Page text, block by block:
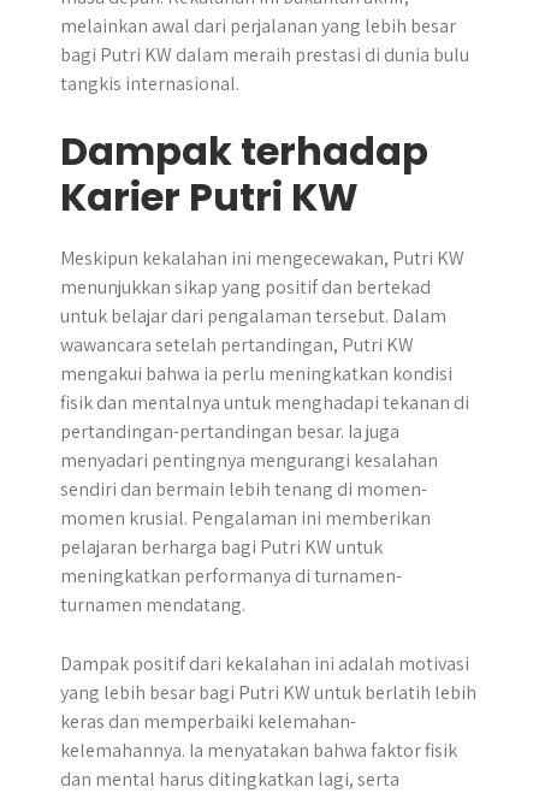
melainkan awal dari perjalanan yang lebih besar
bagi Putri KW dalam meraih prestasi di dunia bulu
tangkis internasional.
Dampak terhadap
Karier Putri KW
Meskipun kekalahan ini mengecewakan, Putri KW
menunjukkan sikap yang positif dan bertekad
untuk belajar dari pengalaman tersebut. Dalam
wawancara setelah pertandingan, Putri KW
mengakui bahwa ia perlu meningkatkan kondisi
fisik dan mentalnya untuk menghadapi tekanan di
pertandingan-pertandingan besar. Ia juga
menyadari pentingnya mengurangi kesalahan
sendiri dan bermain lebih tenang di momen-
momen krusial. Pengalaman ini memberikan
pelajaran berharga bagi Putri KW untuk
meningkatkan performanya di turnamen-
turnamen mendatang.
Dampak positif dari kekalahan ini adalah motivasi
yang lebih besar bagi Putri KW untuk berlatih lebih
keras dan memperbaiki kelemahan-
kelemahannya. Ia menyatakan bahwa faktor fisik
dan mental harus ditingkatkan lagi, serta